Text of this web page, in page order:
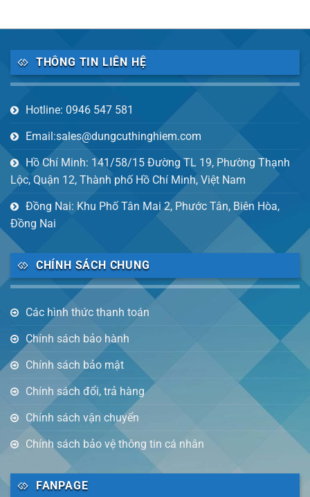
THÔNG TIN LIÊN HỆ
Hotline: 0946 547 581
Email:sales@dungcuthinghiem.com
Hồ Chí Minh: 141/58/15 Đường TL 19, Phường Thạnh
Lộc, Quận 12, Thành phố Hồ Chí Minh, Việt Nam
Đồng Nai: Khu Phố Tân Mai 2, Phước Tân, Biên Hòa,
Đồng Nai
CHÍNH SÁCH CHUNG
Các hình thức thanh toán
Chính sách bảo hành
Chính sách bảo mật
Chính sách đổi, trả hàng
Chính sách vận chuyển
Chính sách bảo vệ thông tin cá nhân
FANPAGE